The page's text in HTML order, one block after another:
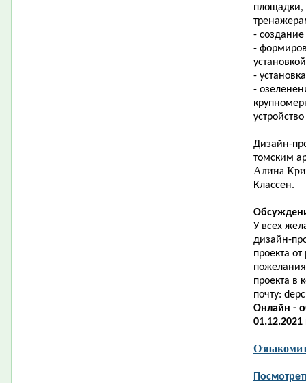
площадки,
-
-
-
-
Дизайн-
томским
Алина
Классен.
У всех
дизайн-
проекта
проекта в
почту:
Онлайн -
01.12.2021